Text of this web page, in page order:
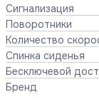
Сигнализация
Поворотники
Количество
Спинка сиденья
Бесключевой
Бренд